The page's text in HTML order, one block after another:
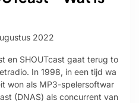
2022
en SHOUTcast gaat terug to
In 1998, in een tijd wa
won als MP3-spelersoftwar
(DNAS) als concurrent van